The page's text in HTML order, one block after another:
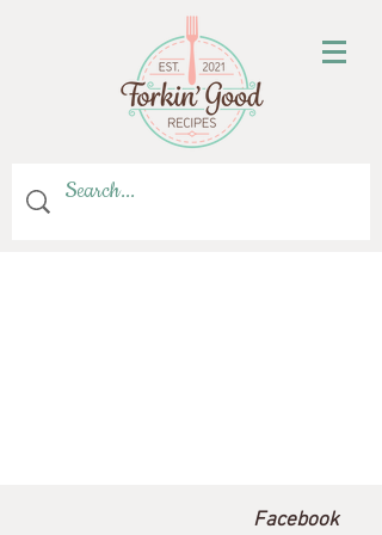
Facebook